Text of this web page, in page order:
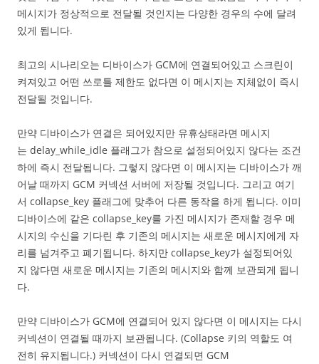
메시지가 정상적으로 전달될 것인지는 다양한 경우의 수에 달려
있게 됩니다.
최고의 시나리오는 디바이스가 GCM에 연결되어있고 스크린이
켜져있고 어떤 쓰로틀 제한도 없다면 이 메시지는 지체없이 즉시
전달될 것입니다.
만약 디바이스가 연결은 되어있지만 유휴상태라면 메시지
는 delay_while_idle 플래그가 참으로 설정되어있지 않다는 조건
하에 즉시 전달됩니다. 그렇지 않다면 이 메시지는 디바이스가 깨
어날 때까지 GCM 커넥션 서버에 저장될 것입니다. 그리고 여기
서 collapse_key 플래그에 맞추어 다른 동작을 하게 됩니다. 이미
디바이스에 같은 collapse_key를 가진 메시지가 존재할 경우 메
시지의 수신을 기다린 후 기존의 메시지는 새로운 메시지에게 자
리를 넘겨주고 폐기됩니다. 하지만 collapse_key가 설정되어있
지 않다면 새로운 메시지는 기존의 메시지와 함께 보관되게 됩니
다.
만약 디바이스가 GCM에 연결되어 있지 않다면 이 메시지는 다시
커넥션이 연결될 때까지 보관됩니다. (Collapse 키의 역할도 여
전히 유지됩니다.) 커넥션이 다시 연결되면 GCM